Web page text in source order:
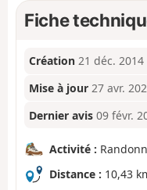
Fiche
Création 21 déc. 2014
Mise à jour 27 avr.
Dernier avis 09 févr.
Activité :
Distance : 10,43